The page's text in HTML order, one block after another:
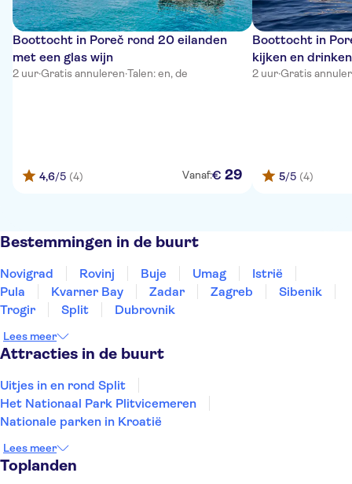
Boottocht in Poreč rond 20 eilanden
met een glas wijn
2 uur·Gratis annuleren·Talen: en, de
4,6/5 (4) Vanaf:€ 29
Boottocht in
kijken en drinken
2 uur·Gratis
5/5 (4)
Bestemmingen in de buurt
Novigrad Rovinj Buje Umag
Istrië
Pula
Kvarner Bay Zadar Zagreb
Sibenik
Trogir
Split Dubrovnik
Lees meer
Attracties in de buurt
Uitjes in en rond Split
Het Nationaal Park Plitvicemeren
Nationale parken in Kroatië
Lees meer
Toplanden